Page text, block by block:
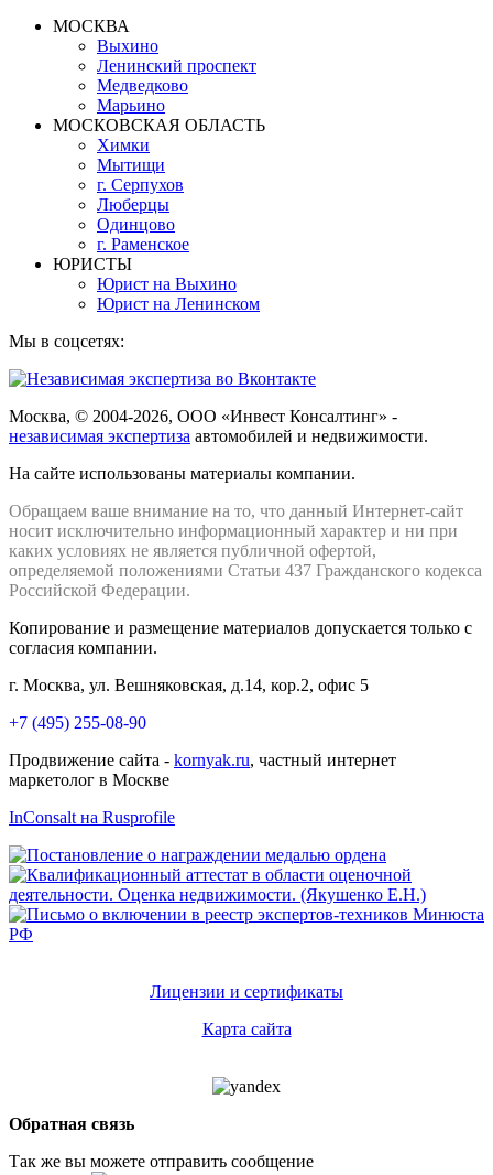
МОСКВА
Выхино
Ленинский проспект
Медведково
Марьино
МОСКОВСКАЯ ОБЛАСТЬ
Химки
Мытищи
г. Серпухов
Люберцы
Одинцово
г. Раменское
ЮРИСТЫ
Юрист на Выхино
Юрист на Ленинском
Мы в соцсетях:
Москва, © 2004-2026, ООО «Инвест Консалтинг» -
независимая экспертиза автомобилей и недвижимости.
На сайте использованы материалы компании.
Обращаем ваше внимание на то, что данный Интернет-сайт
носит исключительно информационный характер и ни при
каких условиях не является публичной офертой,
определяемой положениями Статьи 437 Гражданского кодекса
Российской Федерации.
Копирование и размещение материалов допускается только с
согласия компании.
г. Москва, ул. Вешняковская, д.14, кор.2, офис 5
+7 (495) 255-08-90
Продвижение сайта - kornyak.ru, частный интернет
маркетолог в Москве
InConsalt на Rusprofile
Лицензии и сертификаты
Карта сайта
Обратная связь
Так же вы можете отправить сообщение